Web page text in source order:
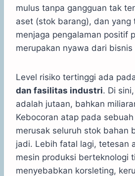
mulus tanpa gangguan tak
aset (stok barang), dan yang
menjaga pengalaman positif
merupakan nyawa dari bisnis
Level risiko tertinggi ada
dan fasilitas industri. Di
adalah jutaan, bahkan
Kebocoran atap pada
merusak seluruh stok bahan
jadi. Lebih fatal lagi, tetesan
mesin produksi berteknologi
menyebabkan korsleting,